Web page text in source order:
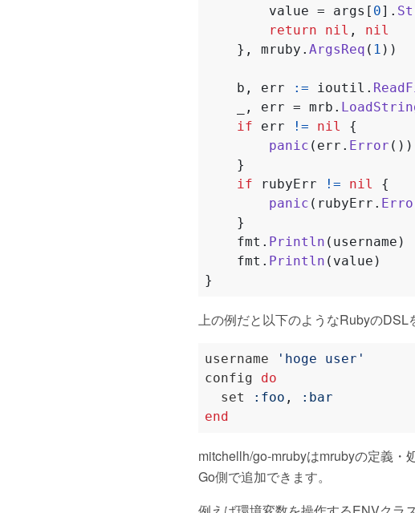
value = args [ 0].
return
nil ,
nil
},
mruby . ArgsReq ( 1 ))
b , err := ioutil .
, err = mrb .
if
err != nil
{
panic ( err . Error ())
}
if
rubyErr != nil
{
panic ( rubyErr .
}
fmt . Println ( username )
fmt . Println ( value )
}
上の例だと以下のようなRubyのDSL
username
'hoge user'
config do
  set
:foo ,
:bar
end
mitchellh/go-mrubyはmrubyの定義・
Go側で追加できます。